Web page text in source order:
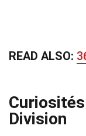
READ ALSO:
Division